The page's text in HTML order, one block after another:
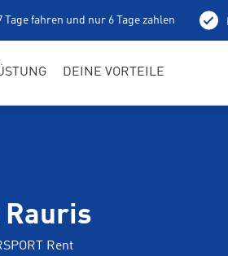
Tage fahren und nur 6 Tage zahlen
DEINE VORTEILE
Rent